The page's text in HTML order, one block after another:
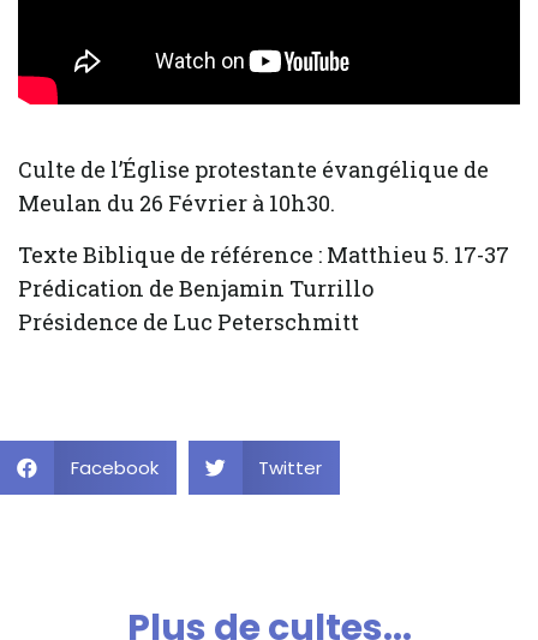
Culte de l’Église protestante évangélique de
Meulan du 26 Février à 10h30.
Texte Biblique de référence : Matthieu 5. 17-37
Prédication de Benjamin Turrillo
Présidence de Luc Peterschmitt
Facebook Twitter
Plus de cultes...